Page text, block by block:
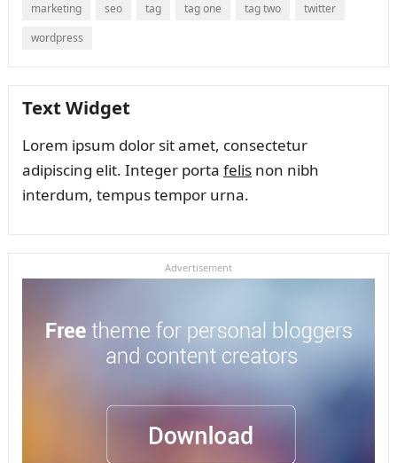
marketing
seo tag tag one tag two
twitter
wordpress
Text Widget
Lorem ipsum dolor sit amet, consectetur
adipiscing elit. Integer porta felisnon nibh
interdum, tempus tempor urna.
Advertisement